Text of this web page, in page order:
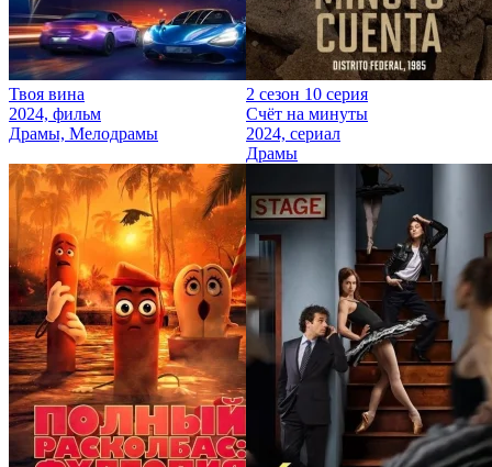
Твоя вина
2024, фильм
Драмы, Мелодрамы
2 сезон 10 серия
Счёт на минуты
2024, сериал
Драмы